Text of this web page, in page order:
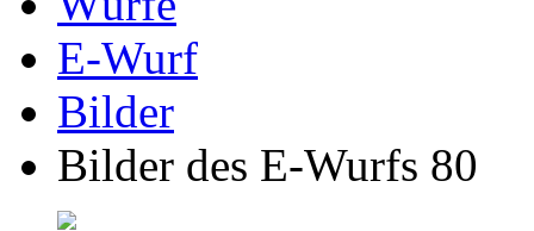
E-Wurf
Bilder
Bilder des E-Wurfs 80